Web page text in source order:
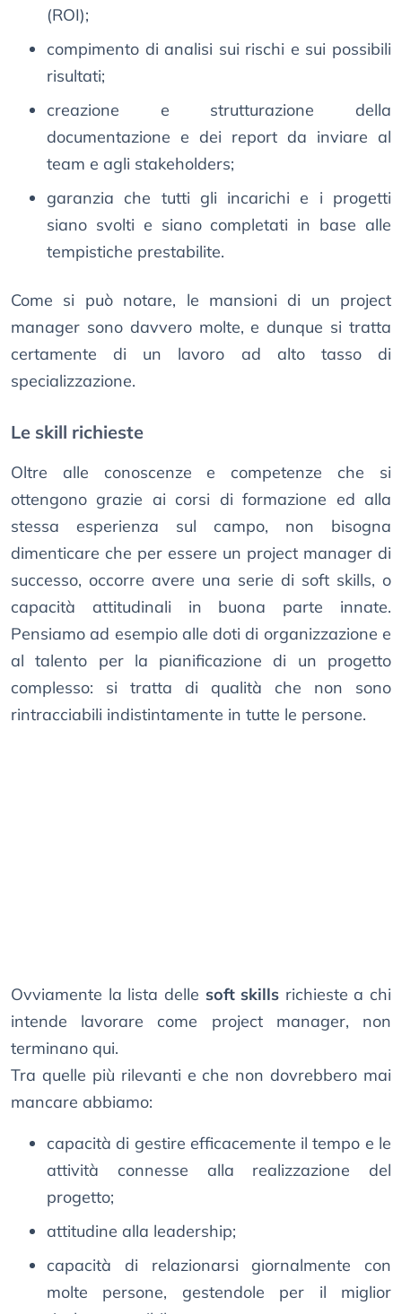
(ROI);
compimento di analisi sui rischi e sui possibili
risultati;
creazione e strutturazione della
documentazione e dei report da inviare al
team e agli stakeholders;
garanzia che tutti gli incarichi e i progetti
siano svolti e siano completati in base alle
tempistiche prestabilite.
Come si può notare, le mansioni di un project
manager sono davvero molte, e dunque si tratta
certamente di un lavoro ad alto tasso di
specializzazione.
Le skill richieste
Oltre alle conoscenze e competenze che si
ottengono grazie ai corsi di formazione ed alla
stessa esperienza sul campo, non bisogna
dimenticare che per essere un project manager di
successo, occorre avere una serie di soft skills, o
capacità attitudinali in buona parte innate.
Pensiamo ad esempio alle doti di organizzazione e
al talento per la pianificazione di un progetto
complesso: si tratta di qualità che non sono
rintracciabili indistintamente in tutte le persone.
Ovviamente la lista delle soft skills richieste a chi
intende lavorare come project manager, non
terminano qui.
Tra quelle più rilevanti e che non dovrebbero mai
mancare abbiamo:
capacità di gestire efficacemente il tempo e le
attività connesse alla realizzazione del
progetto;
attitudine alla leadership;
capacità di relazionarsi giornalmente con
molte persone, gestendole per il miglior